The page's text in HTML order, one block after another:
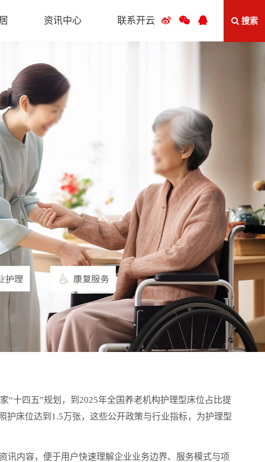
搜索
资讯中心 联系开云
“十四五”规划，到2025年全国养老机构护理型床位占比提
护床位达到1.5万张，这些公开政策与行业指标，为护理型
讯内容，便于用户快速理解企业业务边界、服务模式与项